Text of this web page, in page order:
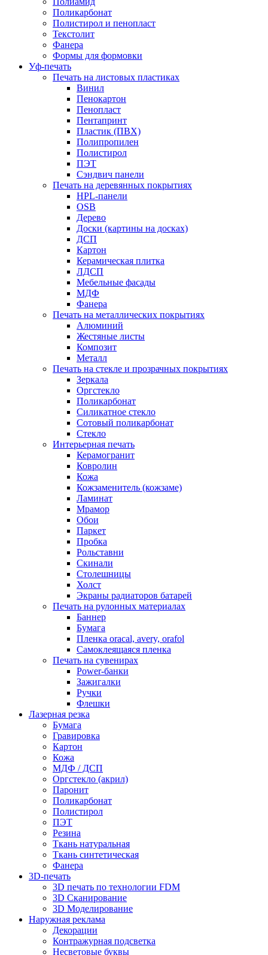
Поликарбонат
Полистирол и пенопласт
Текстолит
Фанера
Формы для формовки
Уф-печать
Печать на листовых пластиках
Винил
Пенокартон
Пенопласт
Пентапринт
Пластик (ПВХ)
Полипропилен
Полистирол
ПЭТ
Сэндвич панели
Печать на деревянных покрытиях
HPL-панели
OSB
Дерево
Доски (картины на досках)
ДСП
Картон
Керамическая плитка
ЛДСП
Мебельные фасады
МДФ
Фанера
Печать на металлических покрытиях
Алюминий
Жестяные листы
Композит
Металл
Печать на стекле и прозрачных покрытиях
Зеркала
Оргстекло
Поликарбонат
Силикатное стекло
Сотовый поликарбонат
Стекло
Интерьерная печать
Керамогранит
Ковролин
Кожа
Кожзаменитель (кожзаме)
Ламинат
Мрамор
Обои
Паркет
Пробка
Рольставни
Скинали
Столешницы
Холст
Экраны радиаторов батарей
Печать на рулонных материалах
Баннер
Бумага
Пленка oracal, avery, orafol
Самоклеящаяся пленка
Печать на сувенирах
Power-банки
Зажигалки
Ручки
Флешки
Лазерная резка
Бумага
Гравировка
Картон
Кожа
МДФ / ДСП
Оргстекло (акрил)
Паронит
Поликарбонат
Полистирол
ПЭТ
Резина
Ткань натуральная
Ткань синтетическая
Фанера
3D-печать
3D печать по технологии FDM
3D Сканирование
3D Моделирование
Наружная реклама
Декорации
Контражурная подсветка
Несветовые буквы